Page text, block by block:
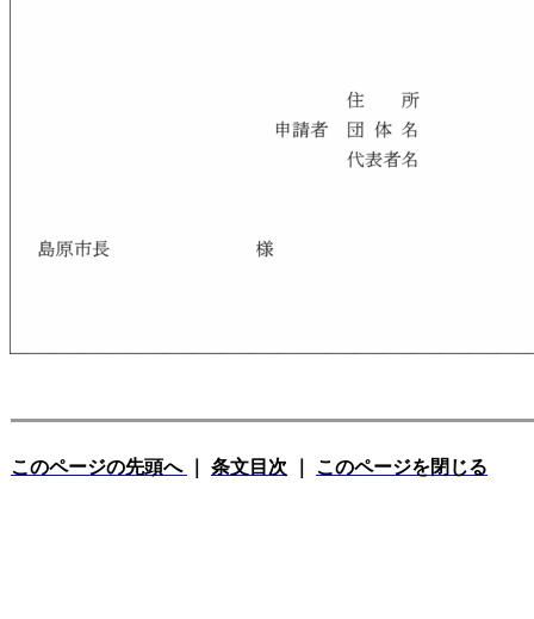
このページの先頭へ 条文目次 このページを閉じる